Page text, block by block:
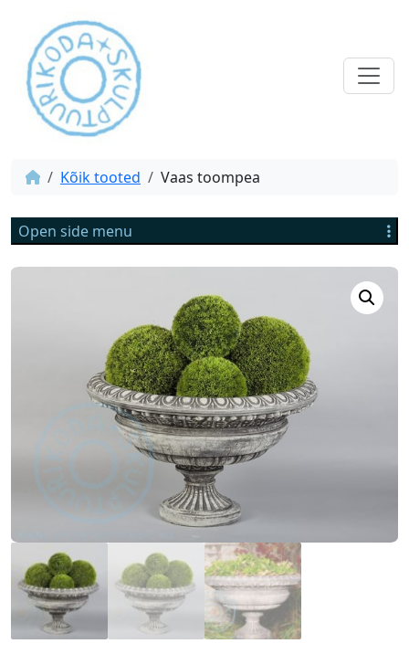
Kõik tooted Vaas toompea
Open side menu